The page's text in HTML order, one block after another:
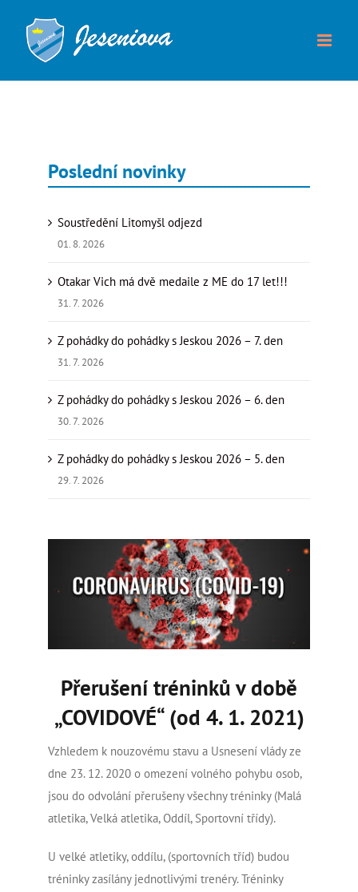
obrázek
Přerušení tréninků v době
„COVIDOVÉ“ (od 4. 1. 2021)
Vzhledem k nouzovému stavu a Usnesení vlády ze
dne 23. 12. 2020 o omezení volného pohybu osob,
jsou do odvolání přerušeny všechny tréninky (Malá
atletika, Velká atletika, Oddíl, Sportovní třídy).
U velké atletiky, oddílu, (sportovních tříd) budou
tréninky zasílány jednotlivými trenéry. Tréninky
Poslední novinky
Soustředění Litomyšl odjezd
01. 8. 2026
Otakar Vich má dvě medaile z ME do 17 let!!!
31. 7. 2026
Z pohádky do pohádky s Jeskou 2026 – 7. den
31. 7. 2026
Z pohádky do pohádky s Jeskou 2026 – 6. den
30. 7. 2026
Z pohádky do pohádky s Jeskou 2026 – 5. den
29. 7. 2026